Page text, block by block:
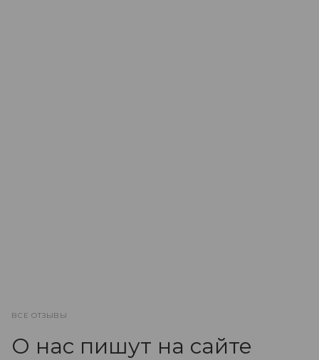
ВСЕ ОТЗЫВЫ
О нас пишут на сайте